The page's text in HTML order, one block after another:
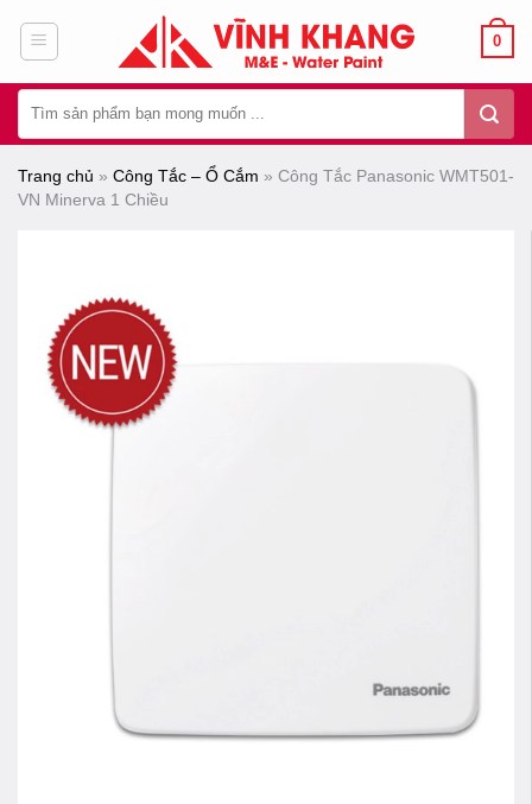
dung
0
kiếm:
Trang chủ » Công Tắc – Ổ Cắm » Công Tắc Panasonic WMT501-
VN Minerva 1 Chiều